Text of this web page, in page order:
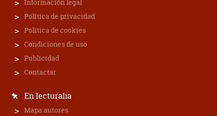
Información legal
Política de privacidad
Política de cookies
Condiciones de uso
Publicidad
Contactar
En lecturalia
Mapa autores